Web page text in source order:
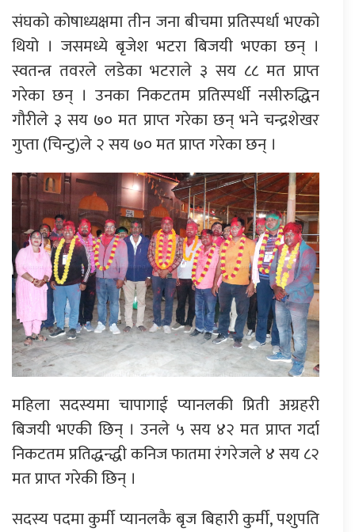
संघको कोषाध्यक्षमा तीन जना बीचमा प्रतिस्पर्धा भएको
थियो । जसमध्ये बृजेश भटरा बिजयी भएका छन् ।
स्वतन्त्र तवरले लडेका भटराले ३ सय ८८ मत प्राप्त
गरेका छन् । उनका निकटतम प्रतिस्पर्धी नसीरुद्धिन
गौरीले ३ सय ७० मत प्राप्त गरेका छन् भने चन्द्रशेखर
गुप्ता (चिन्टु)ले २ सय ७० मत प्राप्त गरेका छन् ।
महिला सदस्यमा चापागाई प्यानलकी प्रिती अग्रहरी
बिजयी भएकी छिन् । उनले ५ सय ४२ मत प्राप्त गर्दा
निकटतम प्रतिद्धन्द्धी कनिज फातमा रंगरेजले ४ सय ८२
मत प्राप्त गरेकी छिन् ।
सदस्य पदमा कुर्मी प्यानलकै बृज बिहारी कुर्मी, पशुपति